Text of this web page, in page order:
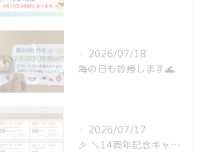
2026/07/18
海の日も診療します🌊
2026/07/17
⁡🎉 ＼14周年記念キャンペーン開催中！／ 🎉